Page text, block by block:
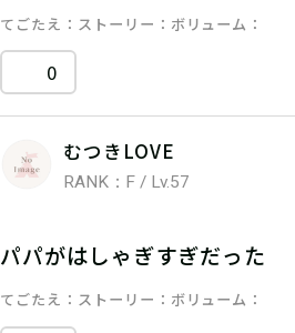
てごたえ ストーリー ボリューム
0
むつきLOVE
RANK：F / Lv.57
パパがはしゃぎすぎだった
てごたえ ストーリー ボリューム